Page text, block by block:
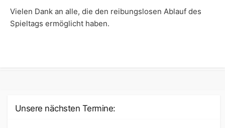
Vielen Dank an alle, die den reibungslosen Ablauf des
Spieltags ermöglicht haben.
Unsere nächsten Termine: